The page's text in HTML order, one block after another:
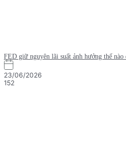
FED giữ nguyên lãi suất ảnh hưởng thế
23/06/2026
152